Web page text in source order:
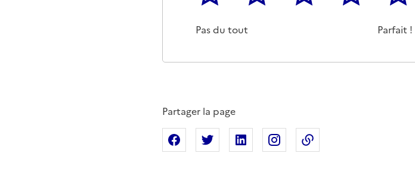
Pas du tout Parfait !
Partager la page
Partager sur Facebook
Partager sur XPartager sur Linkedin
Partager sur Instagram